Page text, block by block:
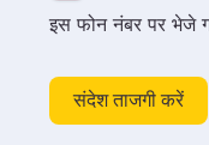
इस फोन नंबर पर भेजे
संदेश ताजगी करें